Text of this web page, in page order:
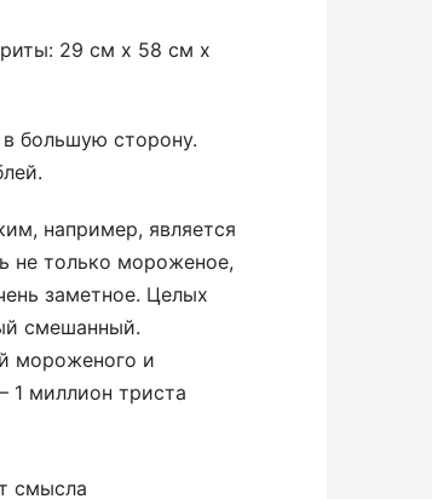
29 см х 58 см х
в большую сторону.
например, является
не только мороженое,
заметное. Целых
смешанный.
мороженого и
1 миллион триста
смысла